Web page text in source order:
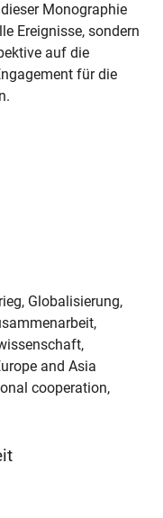
Monographie
Ereignisse, sondern
auf die
für die
Globalisierung,
and Asia
cooperation,